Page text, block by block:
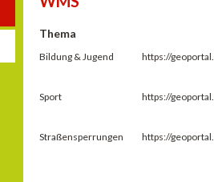
Thema
Bildung & Jugend https://
Sport https://
Straßensperrungen https://